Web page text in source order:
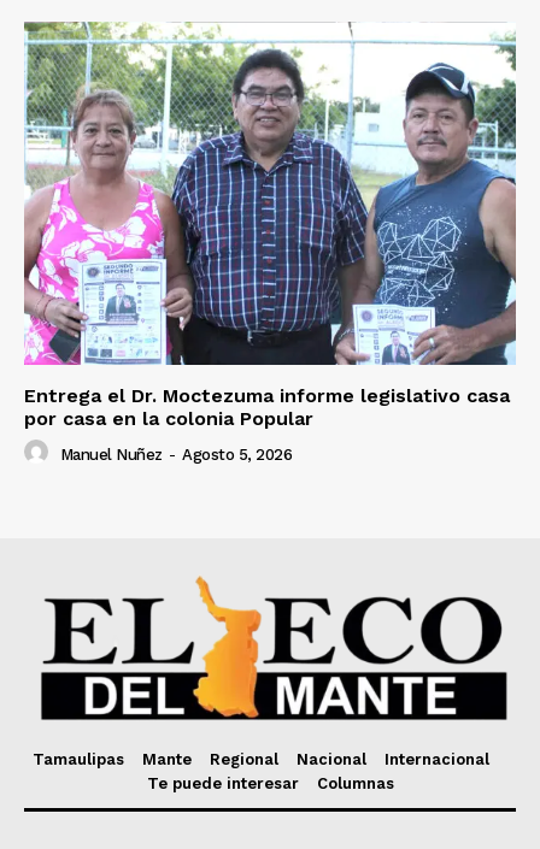
Entrega el Dr. Moctezuma informe legislativo casa
por casa en la colonia Popular
Manuel Nuñez - Agosto 5, 2026
Tamaulipas Mante Regional Nacional
Internacional
Te puede interesar
Columnas